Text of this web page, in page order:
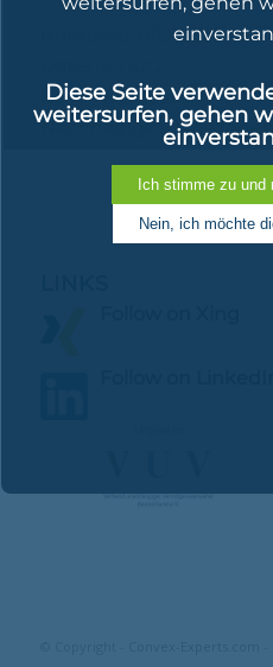
Impressum/Disclaimer
Beschwerdestelle
Diese Seite
weitersurfen, gehen